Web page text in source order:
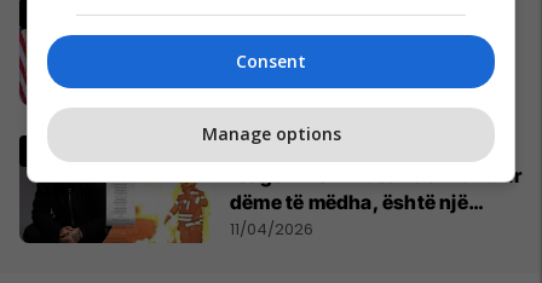
Ish-zyrtari amerikan, Kent:
SHBA-ja do të largohet nga
NATO dhe do ta mbështet
Izraelin në një luftë të
mundshme me Turqinë në Siri
09/04/2026
Ia djegin veturat në Zvicër,
reagon Mozzik: Janë shkaktuar
dëme të mëdha, është një
bandë nga Franca
11/04/2026
Consent
Manage options